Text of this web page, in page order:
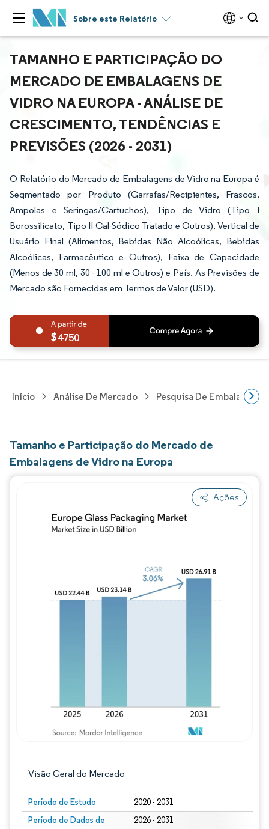
Sobre este Relatório
TAMANHO E PARTICIPAÇÃO DO
MERCADO DE EMBALAGENS DE
VIDRO NA EUROPA - ANÁLISE DE
CRESCIMENTO, TENDÊNCIAS E
PREVISÕES (2026 - 2031)
O Relatório do Mercado de Embalagens de Vidro na Europa é
Segmentado por Produto (Garrafas/Recipientes, Frascos,
Ampolas e Seringas/Cartuchos), Tipo de Vidro (Tipo I
Borossilicato, Tipo II Cal-Sódico Tratado e Outros), Vertical de
Usuário Final (Alimentos, Bebidas Não Alcoólicas, Bebidas
Alcoólicas, Farmacêutico e Outros), Faixa de Capacidade
(Menos de 30 ml, 30 - 100 ml e Outros) e País. As Previsões de
Mercado são Fornecidas em Termos de Valor (USD).
4750
Início Análise De Mercado Pesquisa De Embalagens
Tamanho e Participação do Mercado de
Embalagens de Vidro na Europa
Ações
Visão Geral do Mercado
Período de Estudo 2020 - 2031
Período de Dados de
2026 - 2031